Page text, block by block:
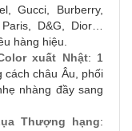
Gucci, Burberry,
Paris, D&G, Dior…
hàng hiệu.
xuất Nhật: 1
cách châu Âu, phối
nhàng đầy sang
Thượng hạng: